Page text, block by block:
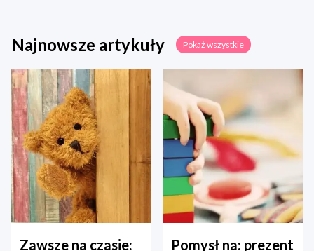
Najnowsze artykuły Pokaż wszystkie
Zawsze na czasie:
Pomysł na: prezent